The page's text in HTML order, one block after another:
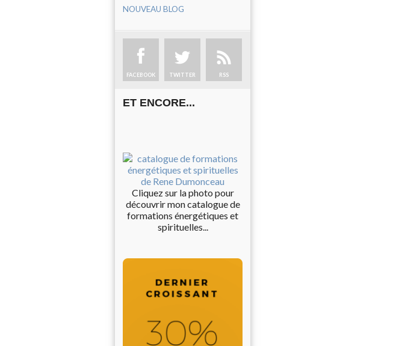
NOUVEAU BLOG
FACEBOOK TWITTER RSS
ET ENCORE...
Cliquez sur la photo pour
découvrir mon catalogue de
formations énergétiques et
spirituelles...